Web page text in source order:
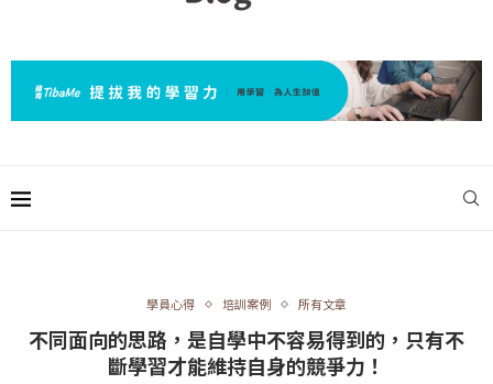
學員心得 培訓案例 所有文章
不同面向的思路，是自學中不容易得到的，只有不
斷學習才能維持自身的競爭力！